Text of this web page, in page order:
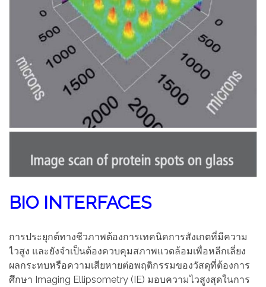
BIO INTERFACES
การประยุกต์ทางชีวภาพต้องการเทคนิคการสังเกตที่มีความ
ไวสูง และยังจำเป็นต้องควบคุมสภาพแวดล้อมเพื่อหลีกเลี่ยง
ผลกระทบหรือความเสียหายต่อพฤติกรรมของวัสดุที่ต้องการ
ศึกษา Imaging Ellipsometry (IE) มอบความไวสูงสุดในการ